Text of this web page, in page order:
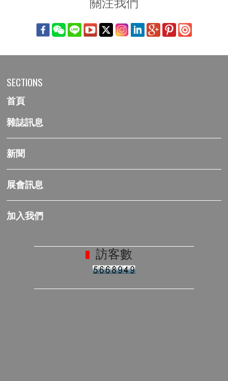
SECTIONS
首頁
雜誌訊息
新聞
展會訊息
加入我們
訪客數